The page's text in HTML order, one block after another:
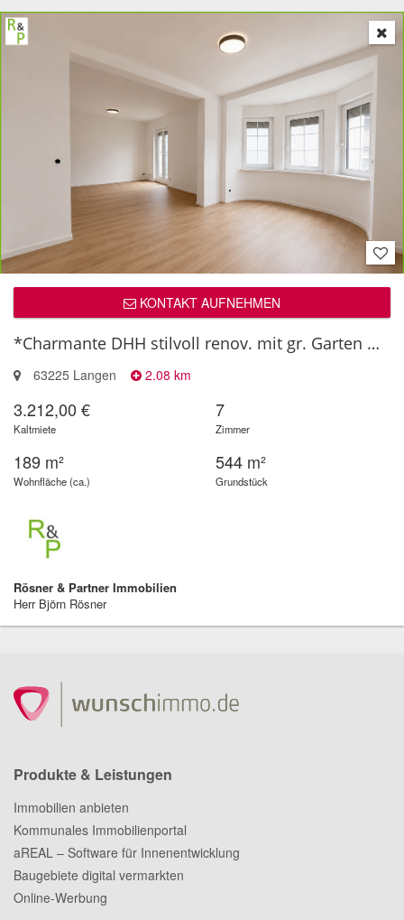
KONTAKT AUFNEHMEN
*Charmante DHH stilvoll renov. mit gr. Garten & Garage*
63225 Langen 2.08 km
3.212,00 €
Kaltmiete
7
Zimmer
189 m²
Wohnfläche (ca.)
544 m²
Grundstück
Rösner & Partner Immobilien
Herr Björn Rösner
Produkte & Leistungen
Immobilien anbieten
Kommunales Immobilienportal
aREAL – Software für Innenentwicklung
Baugebiete digital vermarkten
Online-Werbung